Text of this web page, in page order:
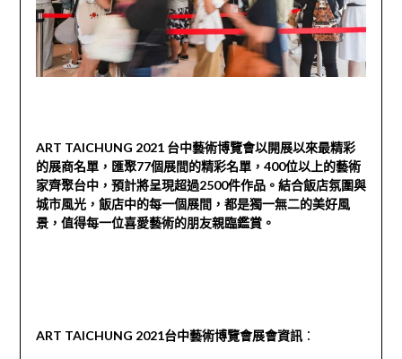
ART TAICHUNG 2021 台中藝術博覽會以開展以來最精彩
的展商名單，匯聚77個展間的精彩名單，400位以上的藝術
家齊聚台中，預計將呈現超過2500件作品。結合飯店氛圍與
城市風光，飯店中的每一個展間，都是獨一無二的美好風
景，值得每一位喜愛藝術的朋友親臨鑑賞。
ART TAICHUNG 2021台中藝術博覽會展會資訊：